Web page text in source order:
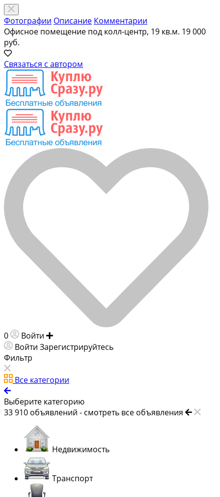
Фотографии Описание Комментарии
Офисное помещение под колл-центр, 19 кв.м. 19 000
руб.
Связаться с автором
0 Войти
Войти Зарегистрируйтесь
Фильтр
Все категории
Выберите категорию
33 910 объявлений - смотреть все объявления
Недвижимость
Транспорт